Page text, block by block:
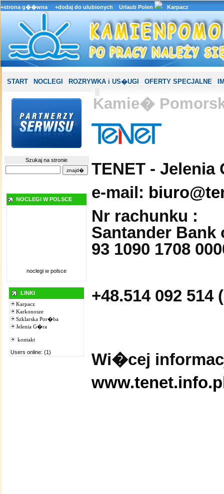
+strona g��wna +dodaj do ulubionych Urlaub Polen Karpacz
START NOCLEGI ROZRYWKA i US�UGI OFERTY SPECJALNE
Szukaj na stronie
NOCLEGI W POLSCE
noclegi w polsce
LINKI
Karpacz
Karkonosze
Szklarska Por�ba
Jelenia G�ra
kontakt
Users online: (1)
Kamie�
TENET - Jelenia
e-mail:
Nr rachunku :
Santander Bank
93 1090 1708
+48.514 092 514
Wi�cej